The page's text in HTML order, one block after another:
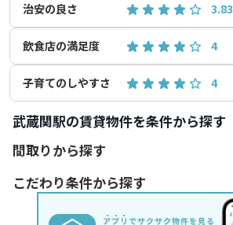
治安の良さ 3.83
飲食店の満足度 4
子育てのしやすさ 4
武蔵関駅の賃貸物件を条件から探す
間取りから探す
こだわり条件から探す